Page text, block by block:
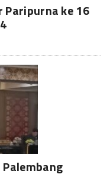
Paripurna ke 16
Palembang